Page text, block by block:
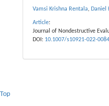
Vamsi Krishna Rentala, Daniel
Article:
Journal of Nondestructive
DOI: 10.1007/s10921-022-
Top